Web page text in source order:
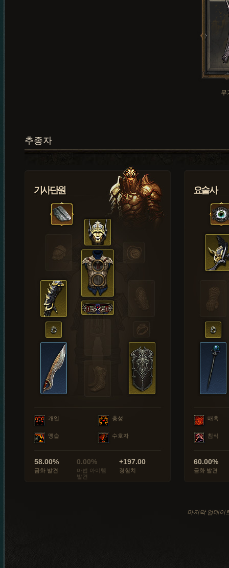
무
추종자
기사단원
개입 충성
맹습 수호자
58.00%
금화 발견
0.00%
마법 아이템
발견
+197.00
경험치
요술사
매혹
침식
60.00%
금화 발견
마지막 업데이